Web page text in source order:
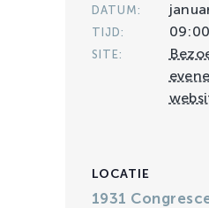
DATUM:
TIJD:
SITE:
LOCATIE
1931